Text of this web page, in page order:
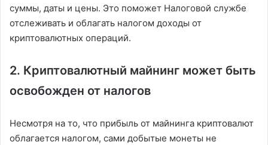
суммы, даты и цены. Это поможет Налоговой службе
отслеживать и облагать налогом доходы от
криптовалютных операций.
2. Криптовалютный майнинг может быть
освобожден от налогов
Несмотря на то, что прибыль от майнинга криптовалют
облагается налогом, сами добытые монеты не